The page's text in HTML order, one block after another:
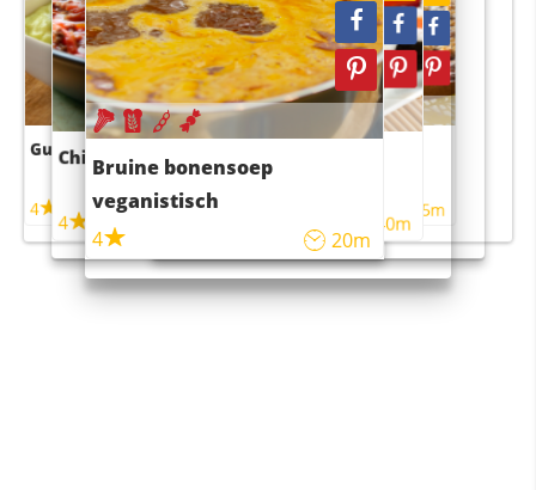
Guacamole
4
Chili con carne
4 45m
Bruine bonensoep
veganistisch
4
20m
Sushi rijstsalade
maaltijdsalade
40m
4 55m